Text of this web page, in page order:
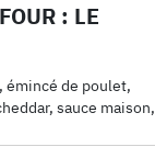
: LE
émincé de poulet,
sauce maison,